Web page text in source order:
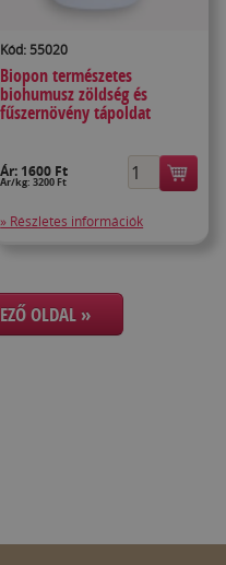
Kód: 55020
Biopon természetes
biohumusz zöldség és
fűszernövény tápoldat
Ár: 1600 Ft
Ár/kg: 3200 Ft
» Részletes információk
OLDAL »